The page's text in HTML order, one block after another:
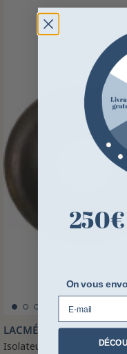
LACMÉ
Isolateur Ivabloc Lacmé
250€
On vous